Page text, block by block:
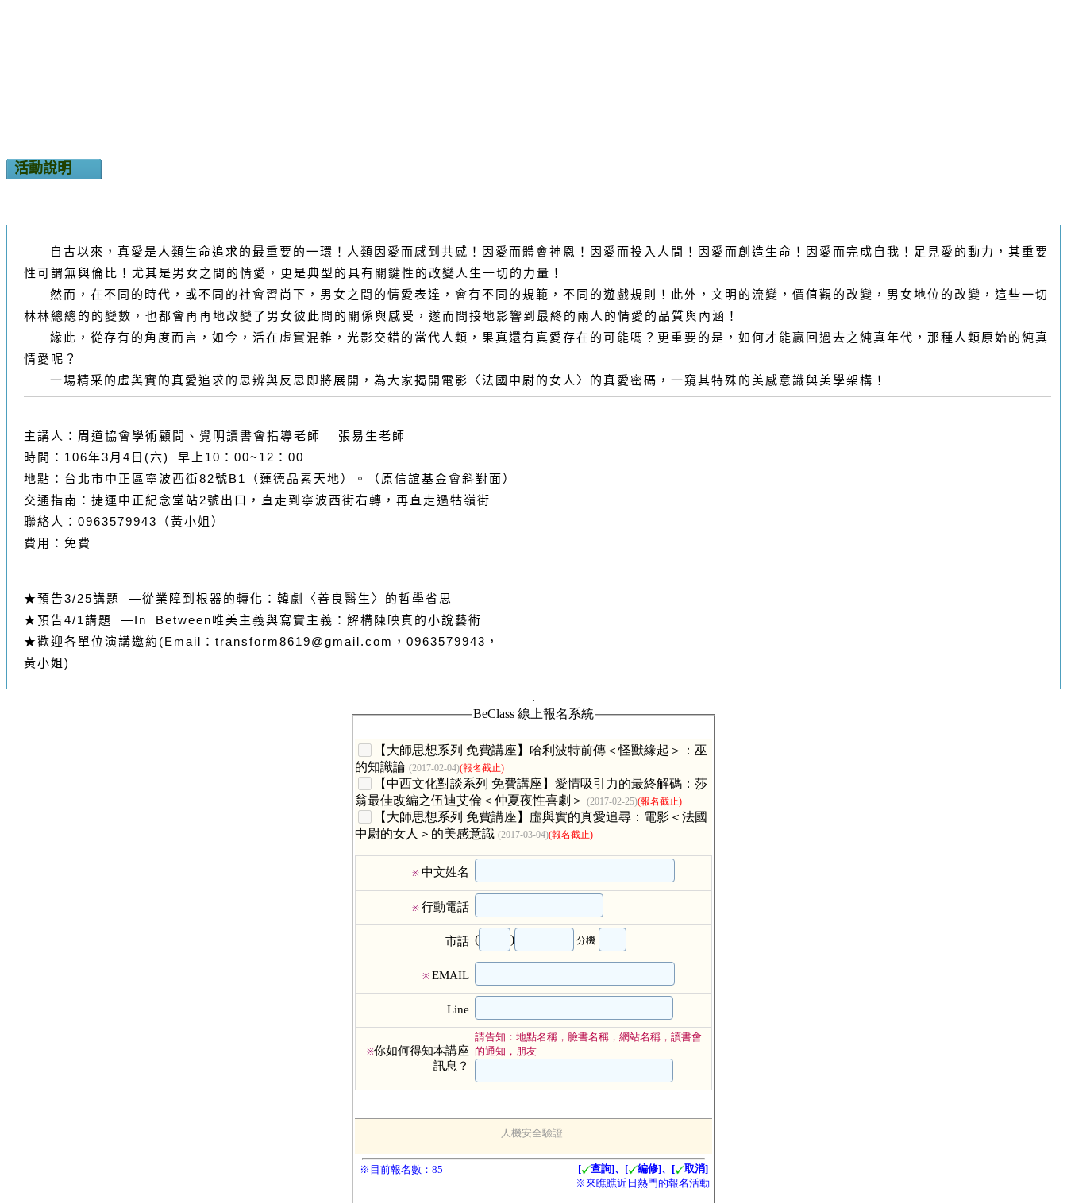
活動說明
自古以來，真愛是人類生命追求的最重要的一環！人類因愛而感到共感！因愛而體會神恩！因愛而投入人間！因愛而創造生命！因愛而完成自我！足見愛的動力，其重要
性可謂無與倫比！尤其是男女之間的情愛，更是典型的具有關鍵性的改變人生一切的力量！
然而，在不同的時代，或不同的社會習尚下，男女之間的情愛表達，會有不同的規範，不同的遊戲規則！此外，文明的流變，價值觀的改變，男女地位的改變，這些一切
林林總總的的變數，也都會再再地改變了男女彼此間的關係與感受，遂而間接地影響到最終的兩人的情愛的品質與內涵！
緣此，從存有的角度而言，如今，活在虛實混雜，光影交錯的當代人類，果真還有真愛存在的可能嗎？更重要的是，如何才能贏回過去之純真年代，那種人類原始的純真
情愛呢？
一場精采的虛與實的真愛追求的思辨與反思即將展開，為大家揭開電影〈法國中尉的女人〉的真愛密碼，一窺其特殊的美感意識與美學架構！
主講人：周道協會學術顧問、覺明讀書會指導老師 張易生老師
時間：106年3月4日(六) 早上10：00~12：00
地點：台北市中正區寧波西街82號B1（蓮德品素天地）。（原信誼基金會斜對面）
交通指南：捷運中正紀念堂站2號出口，直走到寧波西街右轉，再直走過牯嶺街
聯絡人：0963579943（黃小姐）
費用：免費
★預告3/25講題 —從業障到根器的轉化：韓劇〈善良醫生〉的哲學省思
★預告4/1講題 —In Between唯美主義與寫實主義：解構陳映真的小說藝術
★歡迎各單位演講邀約(Email：transform8619@gmail.com，0963579943，
黃小姐)